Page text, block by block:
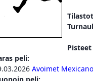
peli:
Avoimet